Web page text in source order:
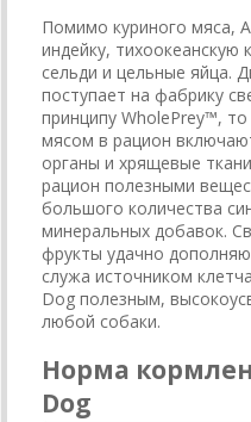
Помимо куриного мяса,
индейку, тихоокеанскую
сельди и цельные яйца.
поступает на фабрику
принципу WholePrey™,
мясом в рацион
органы и хрящевые
рацион полезными
большого количества
минеральных добавок.
фрукты удачно
служа источником
Dog полезным,
любой собаки.
Норма
Dog